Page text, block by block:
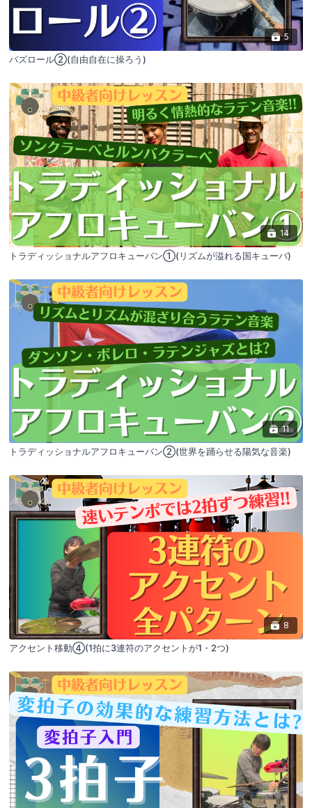
5
バズロール②(自由自在に操ろう)
14
トラディッショナルアフロキューバン①(リズムが溢れる国キューバ)
11
トラディッショナルアフロキューバン②(世界を踊らせる陽気な音楽)
8
アクセント移動④(1拍に3連符のアクセントが1・2つ)